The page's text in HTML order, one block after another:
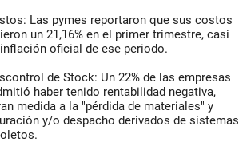
: Las pymes reportaron que sus costos
un 21,16% en el primer trimestre, casi
oficial de ese periodo.
de Stock: Un 22% de las empresas
haber tenido rentabilidad negativa,
medida a la "pérdida de materiales" y
y/o despacho derivados de sistemas